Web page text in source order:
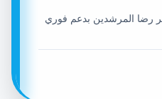
رضا المرشدين بدعم فوري